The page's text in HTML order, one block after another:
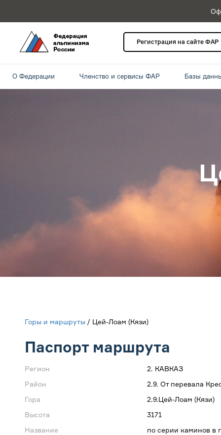
Регистрация на сайте ФАР
О Федерации Членство и сервисы ФАР Базы
Горы и маршруты / Цей-Лоам (Кязи)
Паспорт маршрута
Регион
2. КАВКАЗ
Район
2.9. От перевала
Гора
2.9.Цей-Лоам (Кязи)
Высота
3171
Название
по серии каминов в